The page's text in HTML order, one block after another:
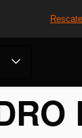
Rescate